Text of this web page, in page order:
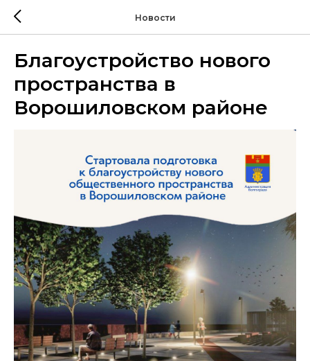
Новости
Благоустройство нового
пространства в
Ворошиловском районе